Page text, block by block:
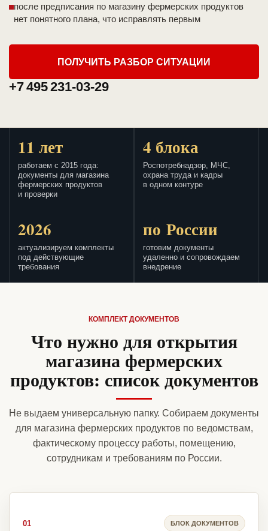
после предписания по магазину фермерских продуктов
нет понятного плана, что исправлять первым
ПОЛУЧИТЬ РАЗБОР СИТУАЦИИ
+7 495 231-03-29
11 лет
работаем с 2015 года:
документы для магазина
фермерских продуктов
и проверки
4 блока
Роспотребнадзор, МЧС,
охрана труда и кадры
в одном контуре
2026
актуализируем комплекты
под действующие
требования
по России
готовим документы
удаленно и сопровождаем
внедрение
КОМПЛЕКТ ДОКУМЕНТОВ
Что нужно для открытия
магазина фермерских
продуктов: список документов
Не выдаем универсальную папку. Собираем документы
для магазина фермерских продуктов по ведомствам,
фактическому процессу работы, помещению,
сотрудникам и требованиям по России.
01 БЛОК ДОКУМЕНТОВ